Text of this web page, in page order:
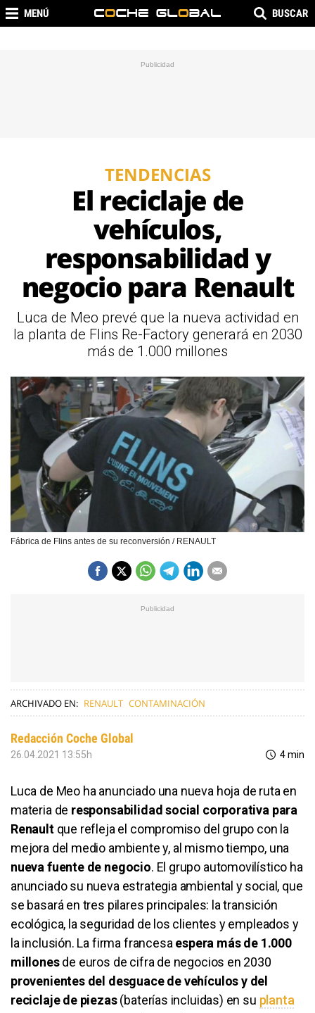
MENÚ BUSCAR
TENDENCIAS
El reciclaje de
vehículos,
responsabilidad y
negocio para Renault
Luca de Meo prevé que la nueva actividad en
la planta de Flins Re-Factory generará en 2030
más de 1.000 millones
Fábrica de Flins antes de su reconversión / RENAULT
ARCHIVADO EN: RENAULT CONTAMINACIÓN
Redacción Coche Global
26.04.2021 13:55h 4 min
Luca de Meo ha anunciado una nueva hoja de ruta en
materia de responsabilidad social corporativa para
Renaultque refleja el compromiso del grupo con la
mejora del medio ambiente y, al mismo tiempo, una
nueva fuente de negocio. El grupo automovilístico ha
anunciado su nueva estrategia ambiental y social, que
se basará en tres pilares principales: la transición
ecológica, la seguridad de los clientes y empleados y
la inclusión. La firma francesa espera más de 1.000
millonesde euros de cifra de negocios en 2030
provenientes del desguace de vehículos y del
reciclaje de piezas(baterías incluidas) en su planta